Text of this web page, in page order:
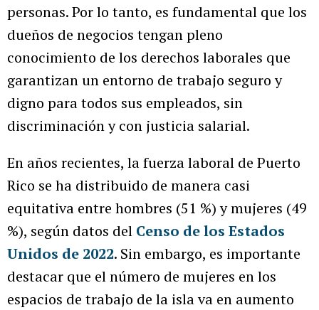
personas. Por lo tanto, es fundamental que los
dueños de negocios tengan pleno
conocimiento de los derechos laborales que
garantizan un entorno de trabajo seguro y
digno para todos sus empleados, sin
discriminación y con justicia salarial.
En años recientes, la fuerza laboral de Puerto
Rico se ha distribuido de manera casi
equitativa entre hombres (51 %) y mujeres (49
%), según datos del Censo de los Estados
Unidos de 2022. Sin embargo, es importante
destacar que el número de mujeres en los
espacios de trabajo de la isla va en aumento